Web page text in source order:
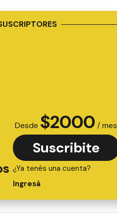
Desde $2000 / mes
Suscribite
¿Ya tenés una cuenta?
Ingresá